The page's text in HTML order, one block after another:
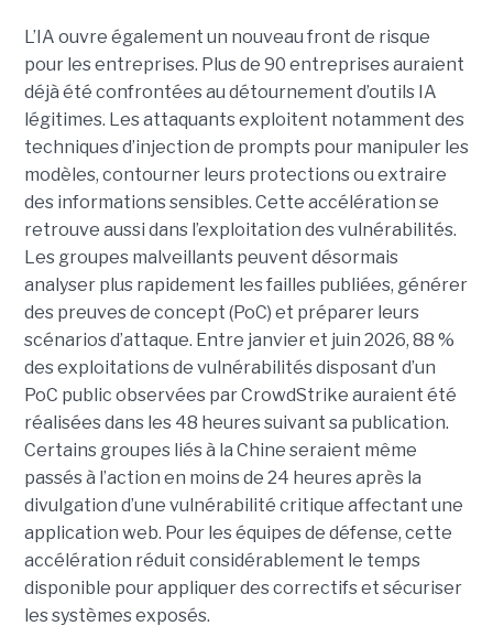
L’IA ouvre également un nouveau front de risque
pour les entreprises. Plus de 90 entreprises auraient
déjà été confrontées au détournement d’outils IA
légitimes. Les attaquants exploitent notamment des
techniques d’injection de prompts pour manipuler les
modèles, contourner leurs protections ou extraire
des informations sensibles. Cette accélération se
retrouve aussi dans l’exploitation des vulnérabilités.
Les groupes malveillants peuvent désormais
analyser plus rapidement les failles publiées, générer
des preuves de concept (PoC) et préparer leurs
scénarios d’attaque. Entre janvier et juin 2026, 88 %
des exploitations de vulnérabilités disposant d’un
PoC public observées par CrowdStrike auraient été
réalisées dans les 48 heures suivant sa publication.
Certains groupes liés à la Chine seraient même
passés à l’action en moins de 24 heures après la
divulgation d’une vulnérabilité critique affectant une
application web. Pour les équipes de défense, cette
accélération réduit considérablement le temps
disponible pour appliquer des correctifs et sécuriser
les systèmes exposés.